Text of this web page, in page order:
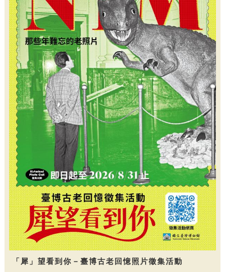
「犀」望看到你－臺博古老回憶照片徵集活動